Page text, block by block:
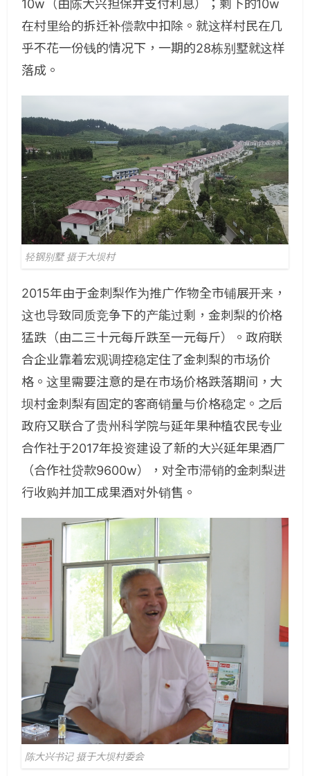
10w（由陈大兴担保并支付利息）；剩下的10w
在村里给的拆迁补偿款中扣除。就这样村民在几
乎不花一份钱的情况下，一期的28栋别墅就这样
落成。
轻钢别墅 摄于大坝村
2015年由于金刺梨作为推广作物全市铺展开来，
这也导致同质竞争下的产能过剩，金刺梨的价格
猛跌（由二三十元每斤跌至一元每斤）。政府联
合企业靠着宏观调控稳定住了金刺梨的市场价
格。这里需要注意的是在市场价格跌落期间，大
坝村金刺梨有固定的客商销量与价格稳定。之后
政府又联合了贵州科学院与延年果种植农民专业
合作社于2017年投资建设了新的大兴延年果酒厂
（合作社贷款9600w），对全市滞销的金刺梨进
行收购并加工成果酒对外销售。
陈大兴书记 摄于大坝村委会